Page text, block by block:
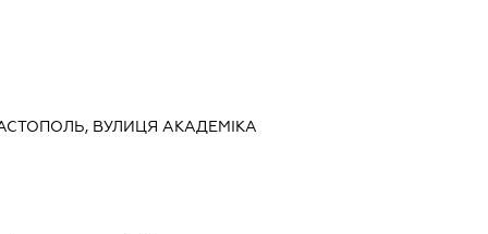
ВУЛИЦЯ АКАДЕМІКА